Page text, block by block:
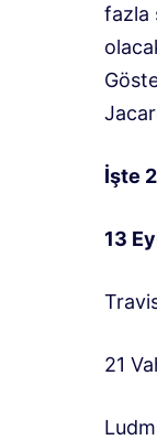
fazla
İşte
13
21